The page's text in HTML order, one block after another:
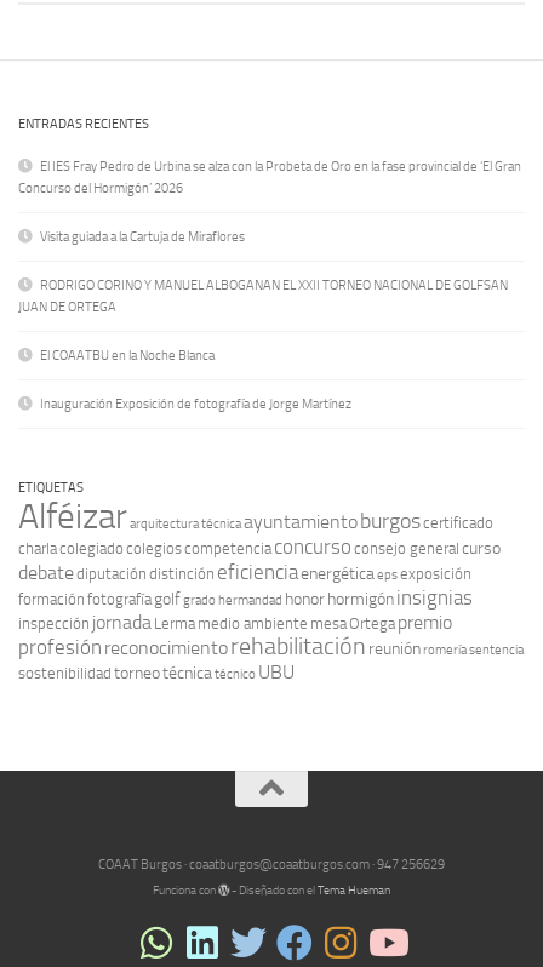
ENTRADAS RECIENTES
El IES Fray Pedro de Urbina se alza con la Probeta de Oro en la fase provincial de ‘El Gran
Concurso del Hormigón’ 2026
Visita guiada a la Cartuja de Miraflores
RODRIGO CORINO Y MANUEL ALBOGANAN EL XXII TORNEO NACIONAL DE GOLFSAN
JUAN DE ORTEGA
El COAATBU en la Noche Blanca
Inauguración Exposición de fotografía de Jorge Martínez
ETIQUETAS
Alféizararquitectura técnicaayuntamientoburgoscertificado
charlacolegiado colegioscompetencia concurso consejo general curso
debatediputación distinción eficienciaenergéticaepsexposición
formación fotografía golfgradohermandad honorhormigóninsignias
inspección jornada Lerma medio ambiente mesaOrtega premio
profesión reconocimientorehabilitación reuniónromeríasentencia
sostenibilidad torneotécnicatécnico UBU
COAAT Burgos · coaatburgos@coaatburgos.com · 947 256629
Funciona con - Diseñado con elTema Hueman